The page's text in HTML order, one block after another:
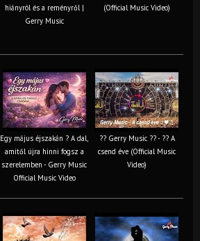
hiányról és a reményről |
Gerry Music
(Official Music Video)
Egy május éjszakán ? A dal,
amitől újra hinni fogsz a
szerelemben - Gerry Music
Official Music Video
?? Gerry Music ?? - ?? A
csend éve (Official Music
Video)